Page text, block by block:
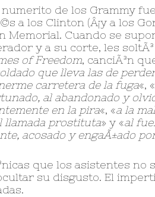
de los Grammy
a los Clinton (Â¡y a los
Memorial. Cuando se
y a su corte, les
of Freedom, canciÃ³n
que lleva las de
carretera de la fuga«, «
al abandonado y
en la pira«, «a la
llamada prostituta» y «al
acosado y engaÃ±ado
que los asistentes no
su disgusto. El